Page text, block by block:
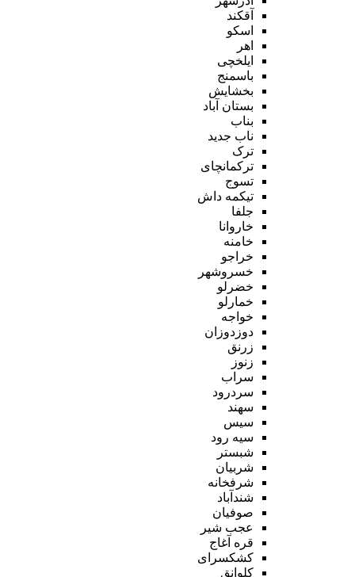
آقکند
اسکو
اهر
ایلخچی
باسمنج
بخشایش
بستان آباد
بناب
ناب جدید
ترک
ترکمانچای
تسوج
تیکمه داش
جلفا
خاروانا
خامنه
خراجو
خسروشهر
خضرلو
خمارلو
خواجه
دوزدوزان
زرنق
زنوز
سراب
سردرود
سهند
سیس
سیه رود
شبستر
شربیان
شرفخانه
شندآباد
صوفیان
عجب شیر
قره آغاج
کشکسرای
کلوانق